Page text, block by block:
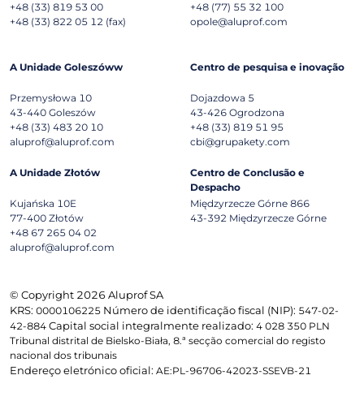
+48 (33) 819 53 00
+48 (33) 822 05 12 (fax)
+48 (77) 55 32 100
opole@aluprof.com
A Unidade Goleszóww
Przemysłowa 10
43-440 Goleszów
+48 (33) 483 20 10
aluprof@aluprof.com
Centro de pesquisa e inovação
Dojazdowa 5
43-426 Ogrodzona
+48 (33) 819 51 95
cbi@grupakety.com
A Unidade Złotów
Kujańska 10E
77-400 Złotów
+48 67 265 04 02
aluprof@aluprof.com
Centro de Conclusão e
Despacho
Międzyrzecze Górne 866
43-392 Międzyrzecze Górne
© Copyright 2026 Aluprof SA
KRS: 0000106225 Número de identificação fiscal (NIP): 547-02-
42-884 Capital social integralmente realizado: 4 028 350 PLN
Tribunal distrital de Bielsko-Biała, 8.ª secção comercial do registo
nacional dos tribunais
Endereço eletrónico oficial: AE:PL-96706-42023-SSEVB-21